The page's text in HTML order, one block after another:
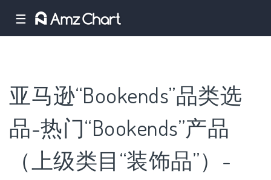
☰
亚马逊“Bookends”品类选
品-热门“Bookends”产品
（上级类目“装饰品”）-